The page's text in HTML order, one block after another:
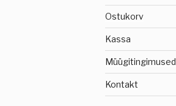
Ostukorv
Kassa
Müügitingimused
Kontakt